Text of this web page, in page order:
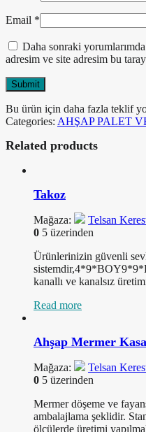
Email *
Daha sonraki
adresim ve site adresim bu
Bu ürün için daha fazla teklif
Categories: AHŞAP PALET
Related products
Takoz
Mağaza:
Telsan
0 5 üzerinden
Ürünlerinizin güvenli
kanallı ve kanalsız
Read more
Ahşap Mermer
Mağaza:
Telsan
0 5 üzerinden
Mermer döşeme ve
ambalajlama şeklidir.
ölçülerde üretimi